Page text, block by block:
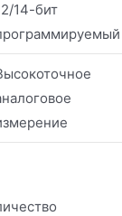
14-бит